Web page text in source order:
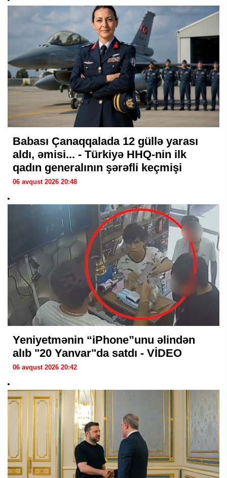
Babası Çanaqqalada 12 güllə yarası
aldı, əmisi... - Türkiyə HHQ-nin ilk
qadın generalının şərəfli keçmişi
06 avqust 2026 20:48
Yeniyetmənin “iPhone”unu əlindən
alıb "20 Yanvar"da satdı - VİDEO
06 avqust 2026 20:42